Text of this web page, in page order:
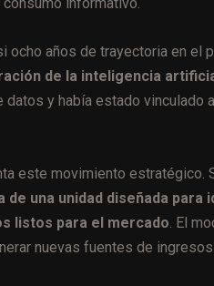
informativo.
ocho años de trayectoria en el
de la inteligencia
datos y había estado
este movimiento estratégico.
de una unidad diseñada
listos para el mercado. El
nuevas fuentes de